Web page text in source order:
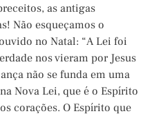
as antigas
Não esqueçamos o
no Natal: “A Lei foi
nos vieram por Jesus
não se funda em uma
Nova Lei, que é o Espírito
corações. O Espírito que